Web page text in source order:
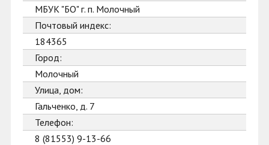
МБУК "БО" г. п. Молочный
Почтовый индекс:
184365
Город:
Молочный
Улица, дом:
Гальченко, д. 7
Телефон:
8 (81553) 9-13-66